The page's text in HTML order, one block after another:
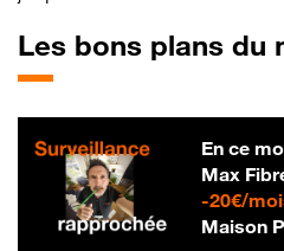
Les bons plans du
En ce
Max
-20€/
Maison